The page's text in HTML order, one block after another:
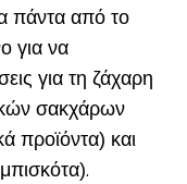
πάντα από το
για να
για τη ζάχαρη
σακχάρων
προϊόντα) και